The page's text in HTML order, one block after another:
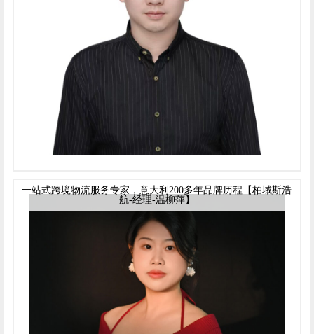
一站式跨境物流服务专家，意大利200多年品牌历程【柏域斯浩
航-经理-温柳萍】